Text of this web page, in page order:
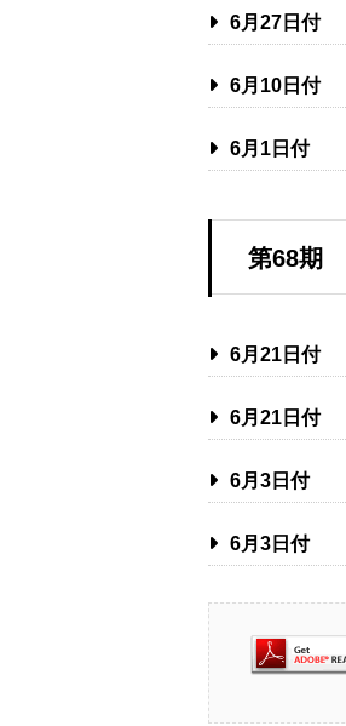
6月27日付
6月10日付
6月1日付
第68期
6月21日付
6月21日付
6月3日付
6月3日付